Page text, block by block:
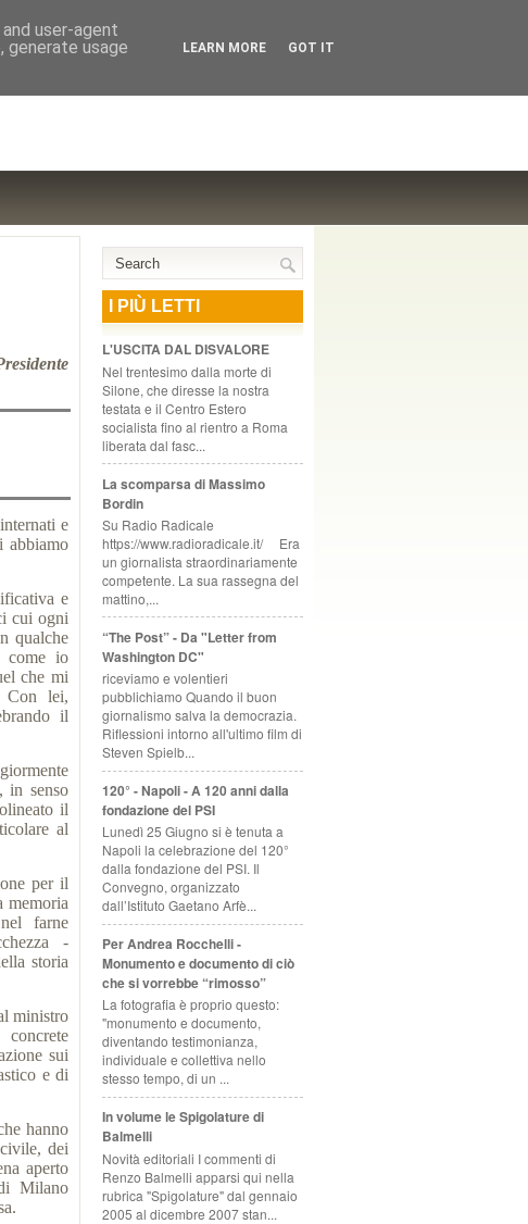
COOPERATIVO, ZURIGO
e
abbiamo
e
cui ogni
qualche
come io
che mi
Con lei,
il
in senso
il
al
per il
memoria
farne
-
storia
ministro
sui
e di
hanno
dei
aperto
Milano
I PIÙ LETTI
L'USCITA DAL DISVALORE
Nel trentesimo dalla morte di
Silone, che diresse la nostra
testata e il Centro Estero
socialista fino al rientro a Roma
liberata dal fasc...
La scomparsa di Massimo
Bordin
Su Radio Radicale
https://www.radioradicale.it/ Era
un giornalista straordinariamente
competente. La sua rassegna del
mattino,...
“The Post” - Da "Letter from
Washington DC"
riceviamo e volentieri
pubblichiamo Quando il buon
giornalismo salva la democrazia.
Riflessioni intorno all'ultimo film di
Steven Spielb...
120° - Napoli - A 120 anni dalla
fondazione del PSI
Lunedì 25 Giugno si è tenuta a
Napoli la celebrazione del 120°
dalla fondazione del PSI. Il
Convegno, organizzato
dall’Istituto Gaetano Arfè...
Per Andrea Rocchelli -
Monumento e documento di ciò
che si vorrebbe “rimosso”
La fotografia è proprio questo:
"monumento e documento,
diventando testimonianza,
individuale e collettiva nello
stesso tempo, di un ...
In volume le Spigolature di
Balmelli
Novità editoriali I commenti di
Renzo Balmelli apparsi qui nella
rubrica "Spigolature" dal gennaio
2005 al dicembre 2007 stan...
user-agent
generate usage
LEARN MORE GOT IT